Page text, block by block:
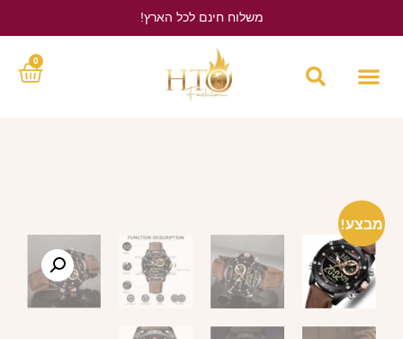
משלוח חינם לכל הארץ!
0
מבצע!